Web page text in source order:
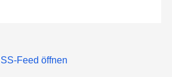
Feed öffnen